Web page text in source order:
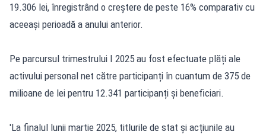
19.306 lei, înregistrând o creștere de peste 16% comparativ cu
aceeași perioadă a anului anterior.
Pe parcursul trimestrului I 2025 au fost efectuate plăți ale
activului personal net către participanți în cuantum de 375 de
milioane de lei pentru 12.341 participanți și beneficiari.
'La finalul lunii martie 2025, titlurile de stat și acțiunile au